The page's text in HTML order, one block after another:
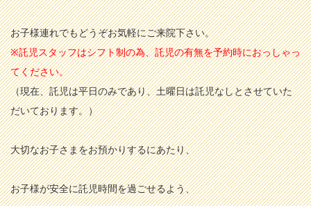
お子様連れでもどうぞお気軽にご来院下さい。
※託児スタッフはシフト制の為、託児の有無を予約時におっしゃっ
てください。
（現在、託児は平日のみであり、土曜日は託児なしとさせていた
だいております。）
大切なお子さまをお預かりするにあたり、
お子様が安全に託児時間を過ごせるよう、